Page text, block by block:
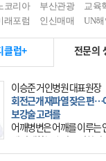
코리아 부산관광
교육
래포럼 인신매매 UN
클럽+ 전문의
이승준 거인병원 대표원장
회전근개 재파열 잦은 편…
보강술 고려를
어깨병변은 어깨를 이루는
에 발생하는 손상을 말한다
는 오십견과 회전근개 증후